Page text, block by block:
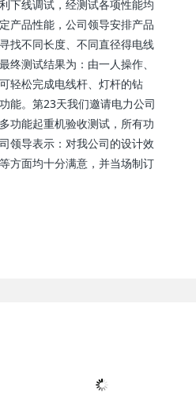
下线调试，经测试各项性能均
产品性能，公司领导安排产品
找不同长度、不同直径得电线
终测试结果为：由一人操作、
轻松完成电线杆、灯杆的钻
能。第23天我们邀请电力公司
功能起重机验收测试，所有功
领导表示：对我公司的设计效
方面均十分满意，并当场制订